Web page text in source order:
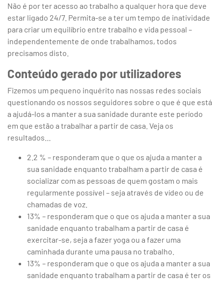
Não é por ter acesso ao trabalho a qualquer hora que deve
estar ligado 24/7. Permita-se a ter um tempo de inatividade
para criar um equilíbrio entre trabalho e vida pessoal –
independentemente de onde trabalhamos, todos
precisamos disto.
Conteúdo gerado por utilizadores
Fizemos um pequeno inquérito nas nossas redes sociais
questionando os nossos seguidores sobre o que é que está
a ajudá-los a manter a sua sanidade durante este período
em que estão a trabalhar a partir de casa. Veja os
resultados…
2.2 % – responderam que o que os ajuda a manter a
sua sanidade enquanto trabalham a partir de casa é
socializar com as pessoas de quem gostam o mais
regularmente possível – seja através de vídeo ou de
chamadas de voz.
13% – responderam que o que os ajuda a manter a sua
sanidade enquanto trabalham a partir de casa é
exercitar-se, seja a fazer yoga ou a fazer uma
caminhada durante uma pausa no trabalho.
13% – responderam que o que os ajuda a manter a sua
sanidade enquanto trabalham a partir de casa é ter os